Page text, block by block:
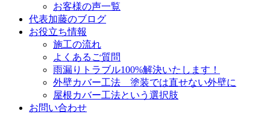
お客様の声一覧
代表加藤のブログ
お役立ち情報
施工の流れ
よくあるご質問
雨漏りトラブル100%解決いたします！
外壁カバー工法 塗装では直せない外壁に
屋根カバー工法という選択肢
お問い合わせ